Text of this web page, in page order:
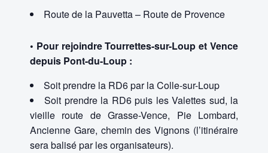
Route de la Pauvetta – Route de Provence
• Pour rejoindre Tourrettes-sur-Loup et Vence
depuis Pont-du-Loup :
Soit prendre la RD6 par la Colle-sur-Loup
Soit prendre la RD6 puis les Valettes sud, la
vieille route de Grasse-Vence, Pie Lombard,
Ancienne Gare, chemin des Vignons (l’itinéraire
sera balisé par les organisateurs).